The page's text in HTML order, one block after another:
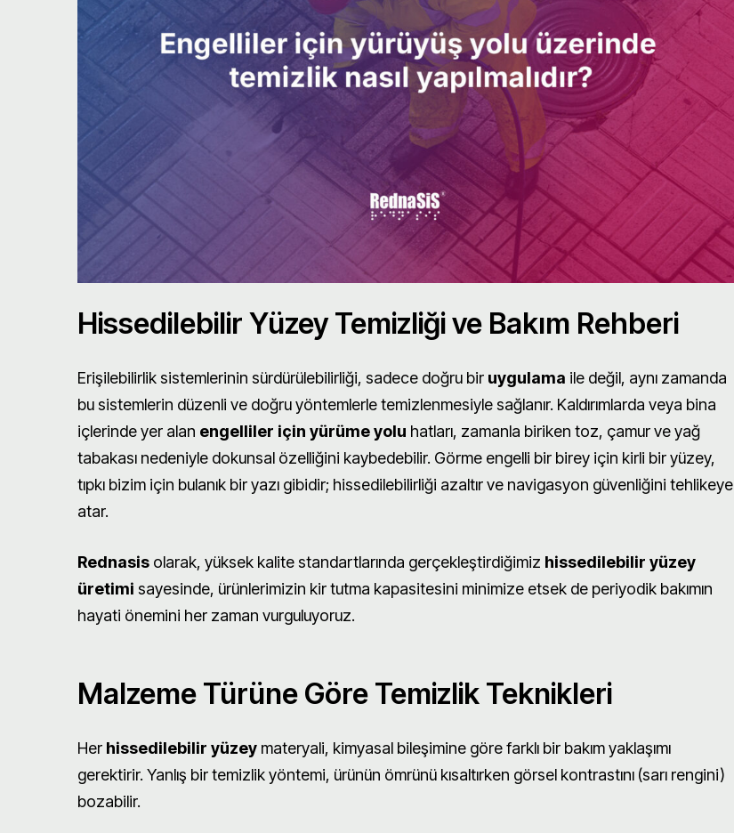
Hissedilebilir Yüzey Temizliği ve Bakım Rehberi
Erişilebilirlik sistemlerinin sürdürülebilirliği, sadece doğru bir uygulama ile değil, aynı zamanda
bu sistemlerin düzenli ve doğru yöntemlerle temizlenmesiyle sağlanır. Kaldırımlarda veya bina
içlerinde yer alan engelliler için yürüme yolu hatları, zamanla biriken toz, çamur ve yağ
tabakası nedeniyle dokunsal özelliğini kaybedebilir. Görme engelli bir birey için kirli bir yüzey,
tıpkı bizim için bulanık bir yazı gibidir; hissedilebilirliği azaltır ve navigasyon güvenliğini tehlikeye
atar.
Rednasis olarak, yüksek kalite standartlarında gerçekleştirdiğimiz hissedilebilir yüzey
üretimi sayesinde, ürünlerimizin kir tutma kapasitesini minimize etsek de periyodik bakımın
hayati önemini her zaman vurguluyoruz.
Malzeme Türüne Göre Temizlik Teknikleri
Her hissedilebilir yüzey materyali, kimyasal bileşimine göre farklı bir bakım yaklaşımı
gerektirir. Yanlış bir temizlik yöntemi, ürünün ömrünü kısaltırken görsel kontrastını (sarı rengini)
bozabilir.